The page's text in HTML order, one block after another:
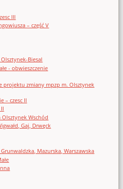
III
– część V
Biesal
- obwieszczenie
projektu zmiany mpzp m. Olsztynek
– czesc II
Olsztynek Wschód
Gaj, Drwęck
Grunwaldzka, Mazurska, Warszawska